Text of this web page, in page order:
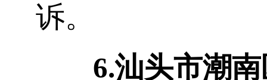
诉。
6.汕头市潮